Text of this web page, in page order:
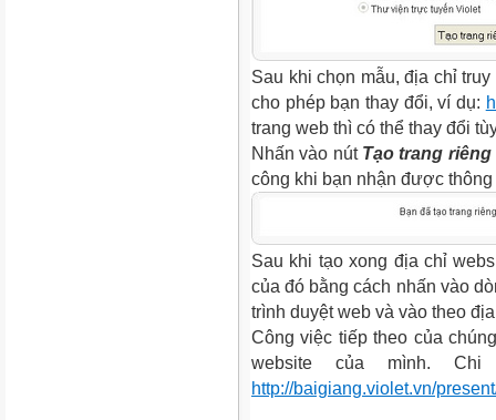
Sau khi chọn mẫu, địa chỉ
cho phép bạn thay đổi, ví dụ:
trang web thì có thể thay đổi
Nhấn vào nút Tạo trang riêng
công khi bạn nhận được
Sau khi tạo xong địa chỉ
của đó bằng cách nhấn vào
trình duyệt web và vào theo
Công việc tiếp theo của
website của mình.
http://baigiang.violet.vn/